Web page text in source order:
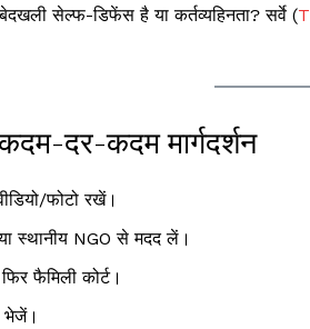
सेल्फ-डिफेंस है या कर्तव्यहिनता? सर्वे (
दर-कदम मार्गदर्शन
फोटो रखें।
स्थानीय NGO से मदद लें।
फैमिली कोर्ट।
भेजें।